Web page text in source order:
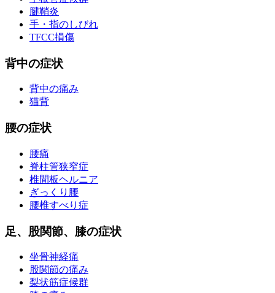
腱鞘炎
手・指のしびれ
TFCC損傷
背中の症状
背中の痛み
猫背
腰の症状
腰痛
脊柱管狭窄症
椎間板ヘルニア
ぎっくり腰
腰椎すべり症
足、股関節、膝の症状
坐骨神経痛
股関節の痛み
梨状筋症候群